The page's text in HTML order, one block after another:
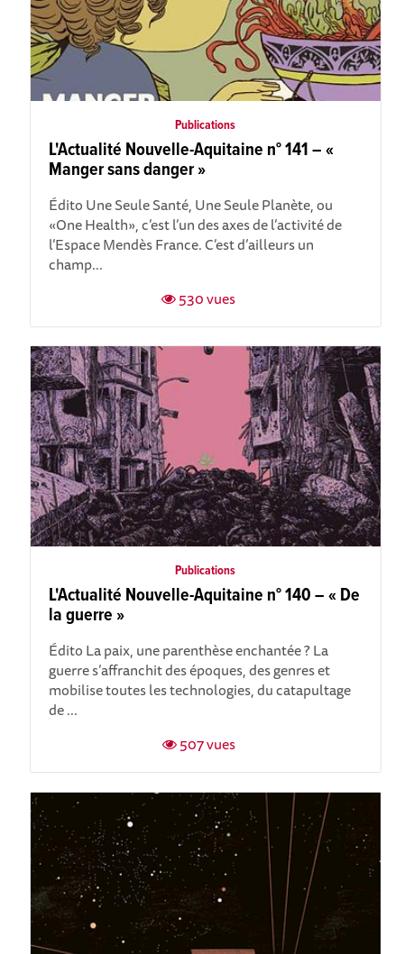
Publications
L'Actualité Nouvelle-Aquitaine n° 141 – «
Manger sans danger »
Édito Une Seule Santé, Une Seule Planète, ou
«One Health», c’est l’un des axes de l’activité de
l’Espace Mendès France. C’est d’ailleurs un
champ...
530 vues
Publications
L'Actualité Nouvelle-Aquitaine n° 140 – « De
la guerre »
Édito La paix, une parenthèse enchantée ? La
guerre s’affranchit des époques, des genres et
mobilise toutes les technologies, du catapultage
de ...
507 vues